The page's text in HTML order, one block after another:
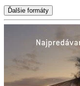
Ďalšie formáty